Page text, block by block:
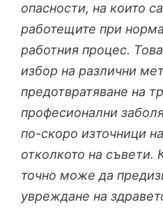
опасности, на които
работещите при
работния процес.
избор на различни
предотвратяване на
професионални
по-скоро източници
отколкото на съвети.
точно може да
увреждане на